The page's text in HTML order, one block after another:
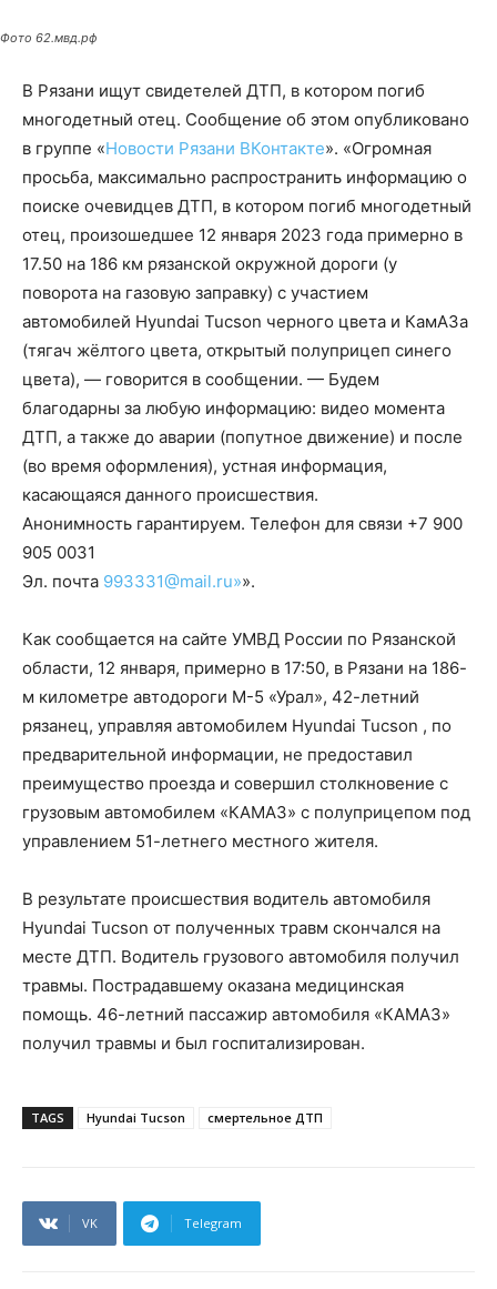
Фото 62.мвд.рф
В Рязани ищут свидетелей ДТП, в котором погиб
многодетный отец. Сообщение об этом опубликовано
в группе «Новости Рязани ВКонтакте». «Огромная
просьба, максимально распространить информацию о
поиске очевидцев ДТП, в котором погиб многодетный
отец, произошедшее 12 января 2023 года примерно в
17.50 на 186 км рязанской окружной дороги (у
поворота на газовую заправку) с участием
автомобилей Hyundai Tucson черного цвета и КамАЗа
(тягач жёлтого цвета, открытый полуприцеп синего
цвета), — говорится в сообщении. — Будем
благодарны за любую информацию: видео момента
ДТП, а также до аварии (попутное движение) и после
(во время оформления), устная информация,
касающаяся данного происшествия.
Анонимность гарантируем. Телефон для связи +7 900
905 0031
Эл. почта 993331@mail.ru»».
Как сообщается на сайте УМВД России по Рязанской
области, 12 января, примерно в 17:50, в Рязани на 186-
м километре автодороги М-5 «Урал», 42-летний
рязанец, управляя автомобилем Hyundai Tucson , по
предварительной информации, не предоставил
преимущество проезда и совершил столкновение с
грузовым автомобилем «КАМАЗ» с полуприцепом под
управлением 51-летнего местного жителя.
В результате происшествия водитель автомобиля
Hyundai Tucson от полученных травм скончался на
месте ДТП. Водитель грузового автомобиля получил
травмы. Пострадавшему оказана медицинская
помощь. 46-летний пассажир автомобиля «КАМАЗ»
получил травмы и был госпитализирован.
TAGS Hyundai Tucson смертельное ДТП
VK Telegram